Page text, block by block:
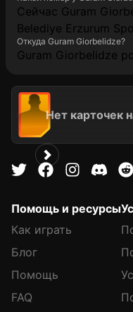
Сейчас Guram
Belediye Erzurum
Откуда Guram Giorbelidze?
Guram Giorbelidze
Нет карточек
Помощь и ресурсы
Как играть
Блог
Помощь
FAQ